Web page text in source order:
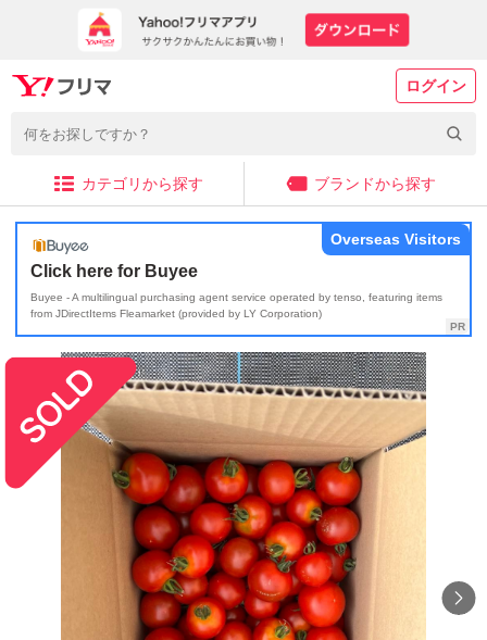
ログイン
カテゴリから探す ブランドから探す
Click here for Buyee
Buyee - A multilingual purchasing agent service operated by tenso, featuring items
from JDirectItems Fleamarket (provided by LY Corporation)
Overseas Visitors